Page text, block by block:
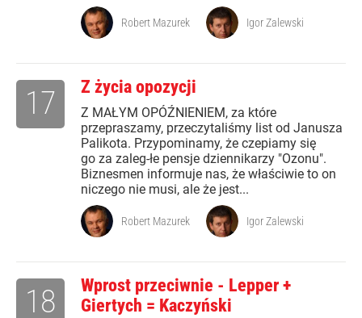
Robert Mazurek Igor Zalewski
Z życia opozycji
Z MAŁYM OPÓŹNIENIEM, za które
przepraszamy, przeczytaliśmy list od Janusza
Palikota. Przypominamy, że czepiamy się
go za zaleg-łe pensje dziennikarzy "Ozonu".
Biznesmen informuje nas, że właściwie to on
niczego nie musi, ale że jest...
17
Robert Mazurek Igor Zalewski
Wprost przeciwnie - Lepper +
Giertych = Kaczyński
18